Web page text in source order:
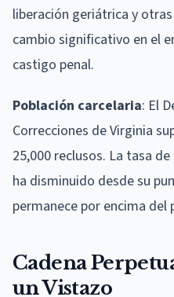
liberación geriátrica y
cambio significativo en el
castigo penal.
Población carcelaria: El
Correcciones de Virginia
25,000 reclusos. La tasa
ha disminuido desde su
permanece por encima del
Cadena
un Vistazo